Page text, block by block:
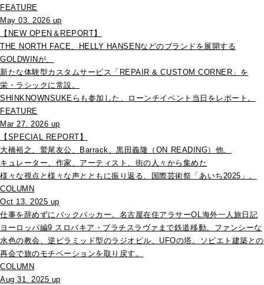
FEATURE
May 03. 2026 up
【NEW OPEN＆REPORT】
THE NORTH FACE、HELLY HANSENなどのブランドを展開する
GOLDWINが、
新たな体験型カスタムサービス「REPAIR & CUSTOM CORNER」を
栄・ラシックに常設。
SHINKNOWNSUKEらも参加した、ローンチイベント当日をレポート。
FEATURE
Mar 27. 2026 up
【SPECIAL REPORT】
大橋裕之、鷲尾友公、Barrack、黒田義隆（ON READING）他、
キュレーター、作家、アーティスト、街の人々から集めた
様々な視点と様々な声とともに振り返る、国際芸術祭「あいち2025」。
COLUMN
Oct 13. 2025 up
仕事を辞めずにバックパッカー。名古屋在住アラサーOL海外一人旅日記
ヨーロッパ編9 スロバキア・ブラチスラヴァまで鉄道移動。ファンシーな
水色の教会、逆ピラミッド型のラジオビル、UFOの塔。ソビエト建築との
再会で旅のモチベーションを取り戻す。
COLUMN
Aug 31. 2025 up